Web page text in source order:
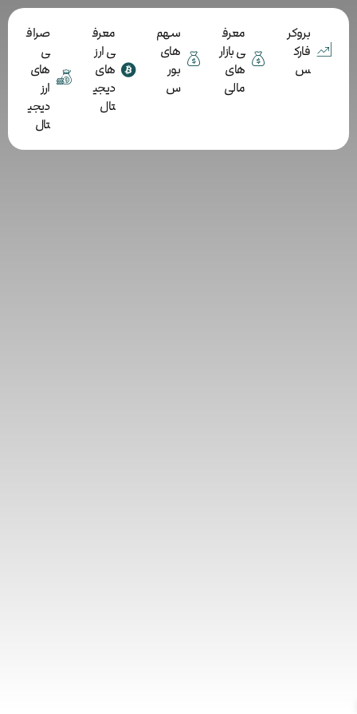
بروکر
فارک
س
معرف
ی بازار
های
مالی
سهم
های
بور
س
معرف
ی ارز
های
دیجی
تال
صراف
ی
های
ارز
دیجی
تال